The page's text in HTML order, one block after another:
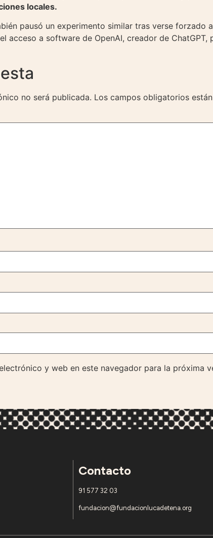
locales.
pausó un experimento similar tras verse
acceso a software de OpenAI, creador de
no será publicada. Los campos obligatorios
y web en este navegador para la próxima
Contacto
91 577 32 03
fundacion@fundacionlucadetena.org